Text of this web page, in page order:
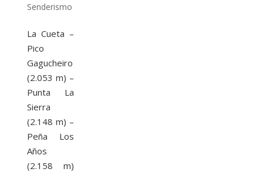
Senderismo
La Cueta –
Pico
Gagucheiro
(2.053 m) –
Punta La
Sierra
(2.148 m) –
Peña Los
Años
(2.158 m)